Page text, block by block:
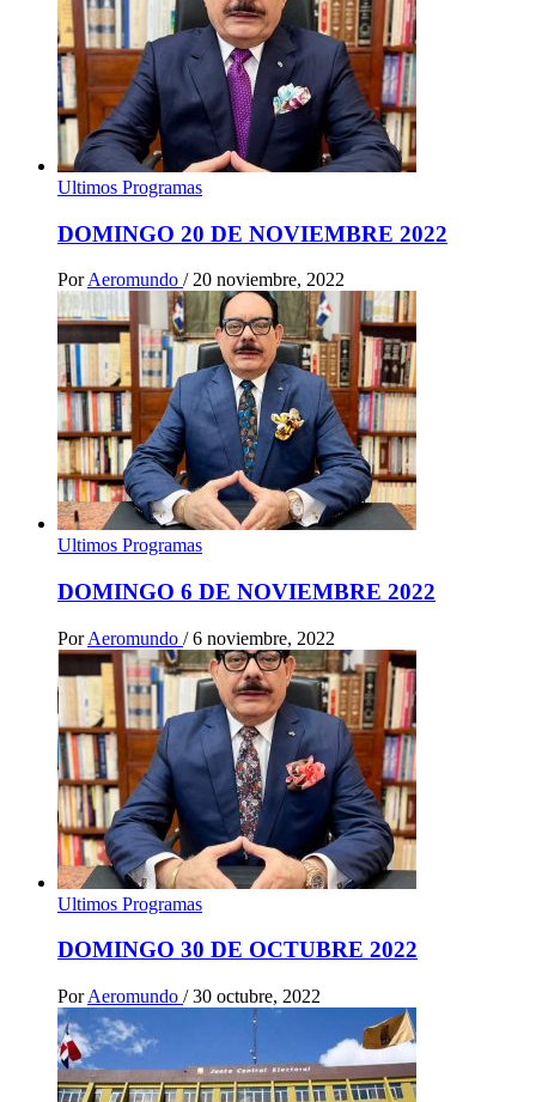
Ultimos Programas
DOMINGO 20 DE NOVIEMBRE 2022
Por Aeromundo / 20 noviembre, 2022
Ultimos Programas
DOMINGO 6 DE NOVIEMBRE 2022
Por Aeromundo / 6 noviembre, 2022
Ultimos Programas
DOMINGO 30 DE OCTUBRE 2022
Por Aeromundo / 30 octubre, 2022